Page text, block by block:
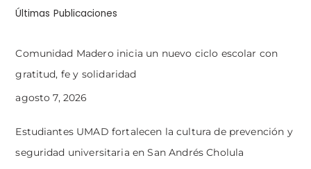
Últimas Publicaciones
Comunidad Madero inicia un nuevo ciclo escolar con
gratitud, fe y solidaridad
agosto 7, 2026
Estudiantes UMAD fortalecen la cultura de prevención y
seguridad universitaria en San Andrés Cholula